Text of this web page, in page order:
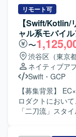
どを使用します。
当していただき
コード生成、レ
す。PdM・デザ
開発を推進していただきます。
高いアプリケー
連携しながら開発
ションの魅力】
テクチャ刷新や技
ら開発効率化に携われます。 【
Go、GCP、
BigQuery、
リモート可
【Swift/Kotlin/
ャル系モバイ
〜
渋谷区（東京都
ネイティブア
Swift ・ GCP
【募集背景】
ロダクトにおい
「二刀流」スタ